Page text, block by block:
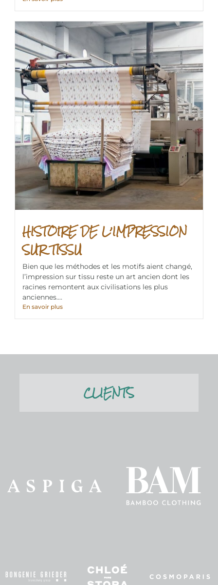
HISTOIRE DE L’IMPRESSION
SUR TISSU
Bien que les méthodes et les motifs aient changé,
l’impression sur tissu reste un art ancien dont les
racines remontent aux civilisations les plus
anciennes....
En savoir plus
CLIENTS